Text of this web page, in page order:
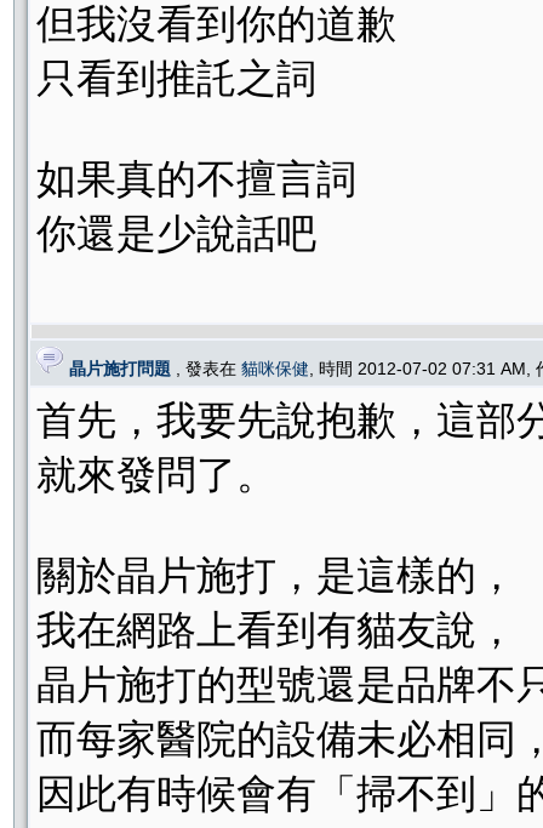
但我沒看到你的道歉
只看到推託之詞
如果真的不擅言詞
你還是少說話吧
晶片施打問題 , 發表在 貓咪保健 , 時間 2012-07-02 07:31 AM,
首先，我要先說抱歉，這部
就來發問了。
關於晶片施打，是這樣的，
我在網路上看到有貓友說，
晶片施打的型號還是品牌不
而每家醫院的設備未必相同
因此有時候會有「掃不到」